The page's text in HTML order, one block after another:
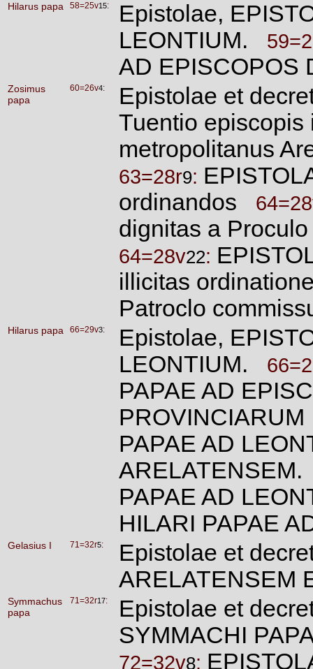
Hilarus papa 58=25v15:
Epistolae,
LEONTIUM.
AD EPISCOPOS
Zosimus
papa
60=26v4:
Epistolae et
Tuentio
metropolitanus
63=28r9:
ordinandos
dignitas a
64=28v22:
illicitas
Patroclo
Hilarus papa 66=29v3:
Epistolae,
LEONTIUM.
PAPAE AD
PAPAE AD
PAPAE AD
HILARI PAPAE
Gelasius I 71=32r5:
Epistolae et
ARELATENSEM
Symmachus
papa
71=32r17:
Epistolae et
SYMMACHI
72=32v8: